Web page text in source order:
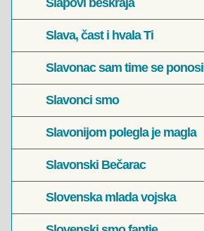
Slapovi beskraja
Slava, čast i hvala Ti
Slavonac sam time se
Slavonci smo
Slavonijom polegla je magla
Slavonski Bečarac
Slovenska mlada vojska